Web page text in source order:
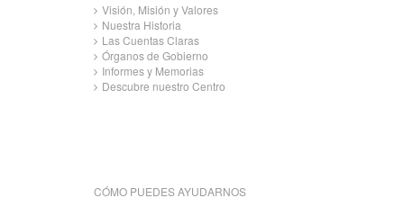
Visión, Misión y Valores
Nuestra Historia
Las Cuentas Claras
Órganos de Gobierno
Informes y Memorias
Descubre nuestro Centro
CÓMO PUEDES AYUDARNOS